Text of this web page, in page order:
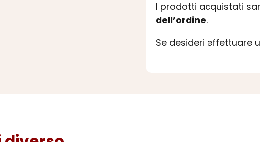
I prodotti acquistati
dell’ordine.
Se desideri effettuare